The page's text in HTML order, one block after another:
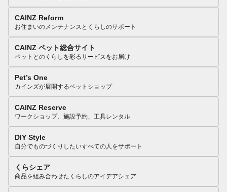
CAINZ Reform
お住まいのメンテナンスとくらしのサポート
CAINZ ペット総合サイト
ペットとのくらしを彩るサービスをお届け
Pet’s One
カインズが展開するペットショップ
CAINZ Reserve
ワークショップ、施設予約、工具レンタル
DIY Style
自分でものづくりしたいすべての人をサポート
くらシェア
商品を組み合わせたくらしのアイデアシェア